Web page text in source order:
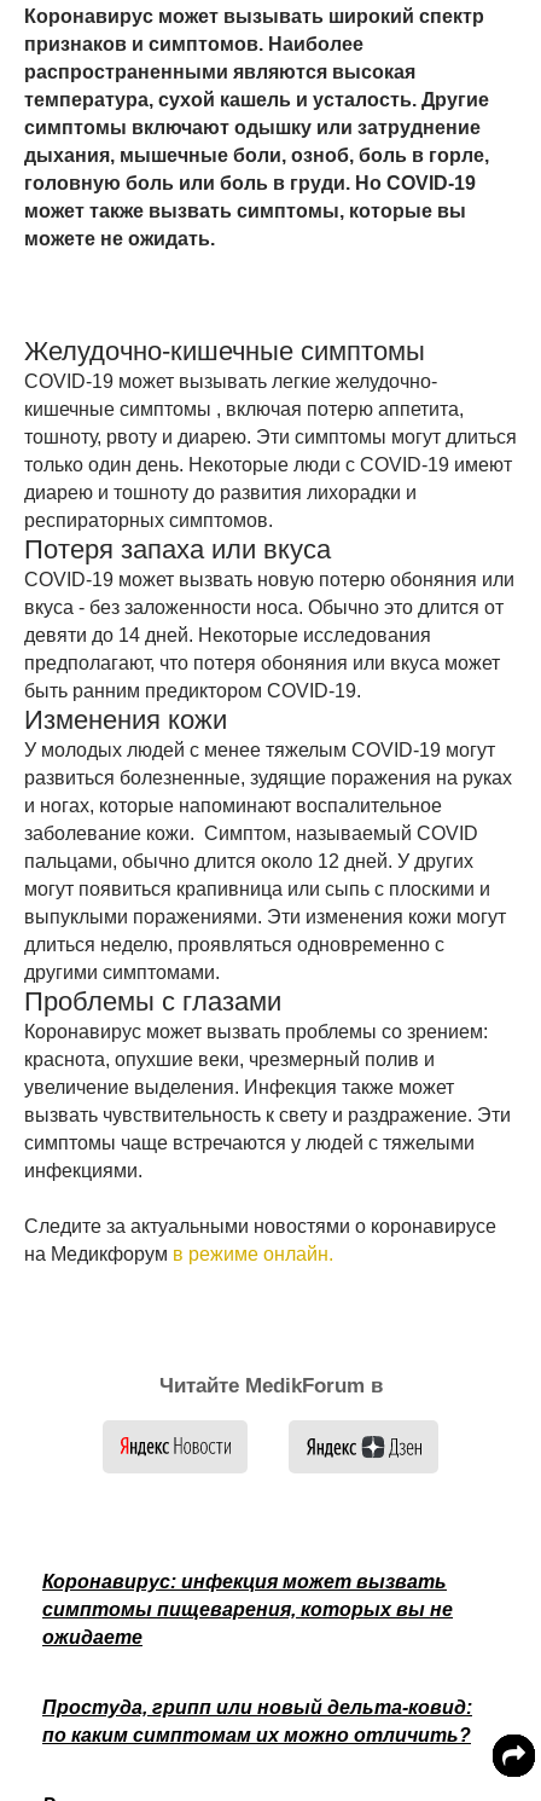
Коронавирус может вызывать широкий спектр
признаков и симптомов. Наиболее
распространенными являются высокая
температура, сухой кашель и усталость. Другие
симптомы включают одышку или затруднение
дыхания, мышечные боли, озноб, боль в горле,
головную боль или боль в груди. Но COVID-19
может также вызвать симптомы, которые вы
можете не ожидать.
Желудочно-кишечные симптомы
COVID-19 может вызывать легкие желудочно-
кишечные симптомы , включая потерю аппетита,
тошноту, рвоту и диарею. Эти симптомы могут длиться
только один день. Некоторые люди с COVID-19 имеют
диарею и тошноту до развития лихорадки и
респираторных симптомов.
Потеря запаха или вкуса
COVID-19 может вызвать новую потерю обоняния или
вкуса - без заложенности носа. Обычно это длится от
девяти до 14 дней. Некоторые исследования
предполагают, что потеря обоняния или вкуса может
быть ранним предиктором COVID-19.
Изменения кожи
У молодых людей с менее тяжелым COVID-19 могут
развиться болезненные, зудящие поражения на руках
и ногах, которые напоминают воспалительное
заболевание кожи. Симптом, называемый COVID
пальцами, обычно длится около 12 дней. У других
могут появиться крапивница или сыпь с плоскими и
выпуклыми поражениями. Эти изменения кожи могут
длиться неделю, проявляться одновременно с
другими симптомами.
Проблемы с глазами
Коронавирус может вызвать проблемы со зрением:
краснота, опухшие веки, чрезмерный полив и
увеличение выделения. Инфекция также может
вызвать чувствительность к свету и раздражение. Эти
симптомы чаще встречаются у людей с тяжелыми
инфекциями.
Следите за актуальными новостями о коронавирусе
на Медикфорум в режиме онлайн.
Читайте MedikForum в
Коронавирус: инфекция может вызвать
симптомы пищеварения, которых вы не
ожидаете
Простуда, грипп или новый дельта-ковид:
по каким симптомам их можно отличить?